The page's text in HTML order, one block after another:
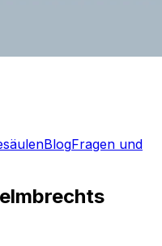
BlogFragen und